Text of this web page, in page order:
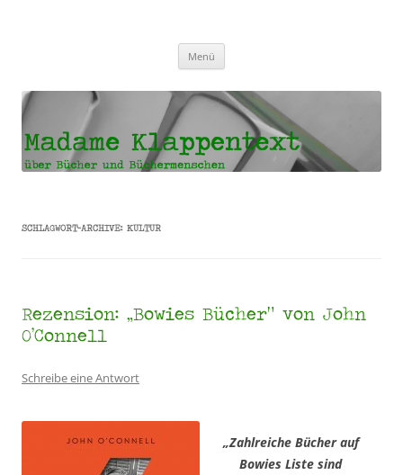
Menü
SCHLAGWORT-ARCHIVE: KULTUR
Rezension: „Bowies Bücher“ von John
O’Connell
Schreibe eine Antwort
„Zahlreiche Bücher auf
Bowies Liste sind